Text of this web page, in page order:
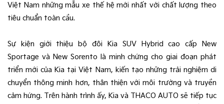
Việt Nam những mẫu xe thế hệ mới nhất với chất lượng theo
tiêu chuẩn toàn cầu.
Sự kiện giới thiệu bộ đôi Kia SUV Hybrid cao cấp New
Sportage và New Sorento là minh chứng cho giai đoạn phát
triển mới của Kia tại Việt Nam, kiến tạo những trải nghiệm di
chuyển thông minh hơn, thân thiện với môi trường và truyền
cảm hứng. Trên hành trình ấy, Kia và THACO AUTO sẽ tiếp tục